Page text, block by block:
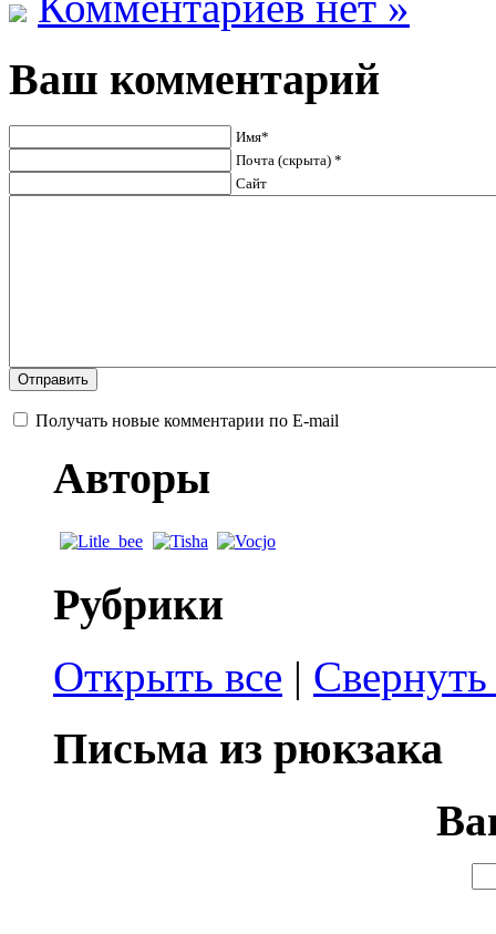
Ваш комментарий
Имя*
Почта (скрыта) *
Сайт
Получать новые комментарии по E-mail
Авторы
Рубрики
Открыть все | Свернуть
Письма из рюкзака